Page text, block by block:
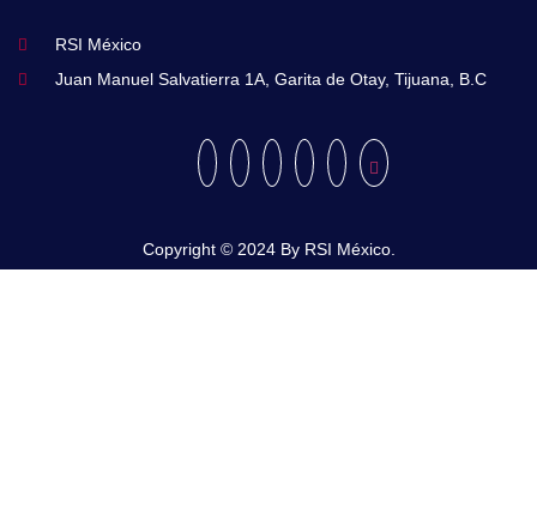
RSI México
Juan Manuel Salvatierra 1A, Garita de Otay, Tijuana, B.C
Copyright © 2024 By RSI México.